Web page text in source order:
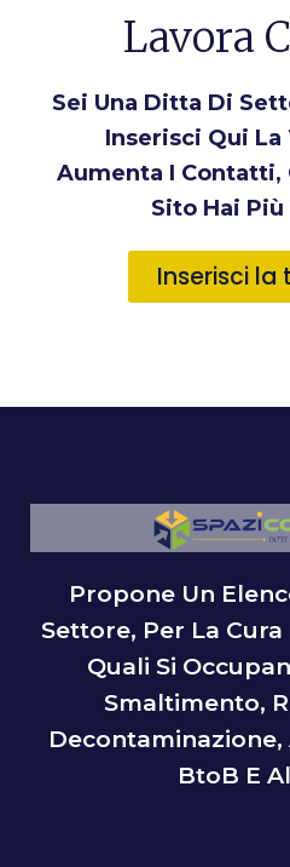
Lavora
Sei Una Ditta Di
Inserisci Qui La
Aumenta I Contatti,
Sito Hai
Inserisci la
Propone Un
Settore, Per La
Quali Si
Smaltimento,
BtoB E